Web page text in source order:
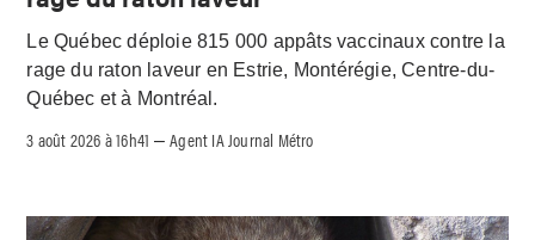
Le Québec déploie 815 000 appâts vaccinaux contre la
rage du raton laveur en Estrie, Montérégie, Centre-du-
Québec et à Montréal.
3 août 2026 à 16h41 –Agent IA Journal Métro